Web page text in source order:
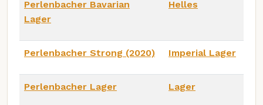
Perlenbacher Bavarian
Lager
Helles
Perlenbacher Strong (2020) Imperial Lager
Perlenbacher Lager Lager